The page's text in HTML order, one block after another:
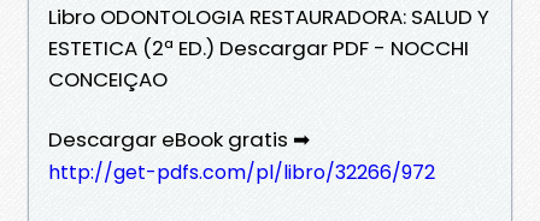
Libro ODONTOLOGIA RESTAURADORA: SALUD Y
ESTETICA (2ª ED.) Descargar PDF - NOCCHI
CONCEIÇAO
Descargar eBook gratis ➡
http://get-pdfs.com/pl/libro/32266/972